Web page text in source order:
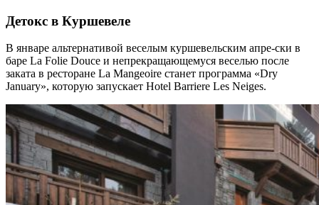
Детокс в Куршевеле
В январе альтернативой веселым куршевельским апре-ски в
баре La Folie Douce и непрекращающемуся веселью после
заката в ресторане La Mangeoire станет программа «Dry
January», которую запускает Hotel Barriere Les Neiges.